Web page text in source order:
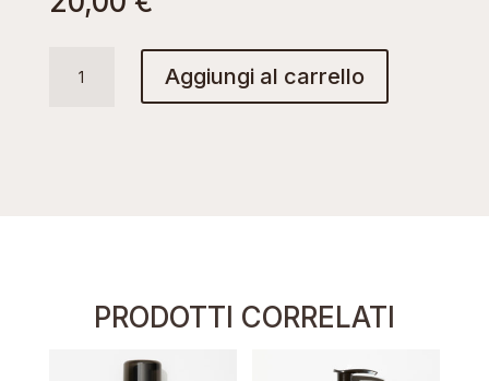
SHOWER
Aggiungi al carrello
PRODOTTI CORRELATI